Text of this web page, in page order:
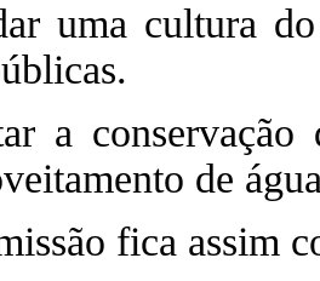
uma cultura
a conservação
de
fica assim